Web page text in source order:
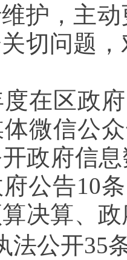
护，主
切问题
区政府
微信公
政府信
公告10
决算、
法公开35